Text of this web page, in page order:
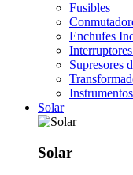
Fusibles
Enchufes
Supresores
Solar
Solar